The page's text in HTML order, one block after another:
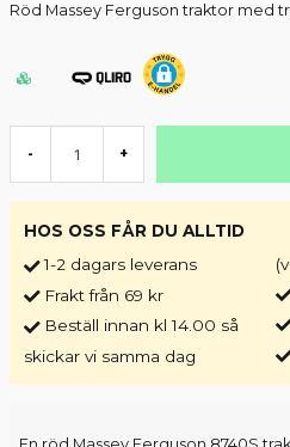
Röd Massey Ferguson traktor med
- +
HOS OSS FÅR DU ALLTID
1-2 dagars leverans
Frakt från 69 kr
Beställ innan kl 14.00 så
skickar vi samma dag